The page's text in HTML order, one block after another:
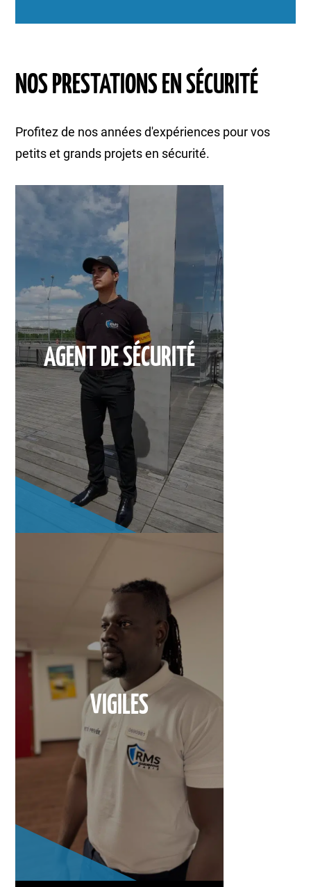
NOS PRESTATIONS EN SÉCURITÉ
Profitez de nos années d'expériences pour vos
petits et grands projets en sécurité.
AGENT DE SÉCURITÉ
VIGILES